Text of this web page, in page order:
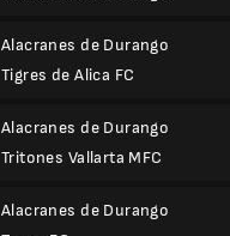
Alacranes de Durango
Tigres de Alica FC
Alacranes de Durango
Tritones Vallarta MFC
Alacranes de Durango